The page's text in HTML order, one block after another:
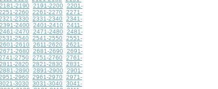
2181-2190 2191-2200
2201-
2260 2261-2270
2271-
2330 2331-2340
2341-
2391-2400 2401-2410
2411-
2461-2470 2471-2480
2481-
2540 2541-2550
2551-
2601-2610 2611-2620
2621-
2671-2680 2681-2690
2691-
2750 2751-2760
2761-
2811-2820 2821-2830
2831-
2881-2890 2891-2900
2901-
2960 2961-2970
2971-
3030 3031-3040
3041-